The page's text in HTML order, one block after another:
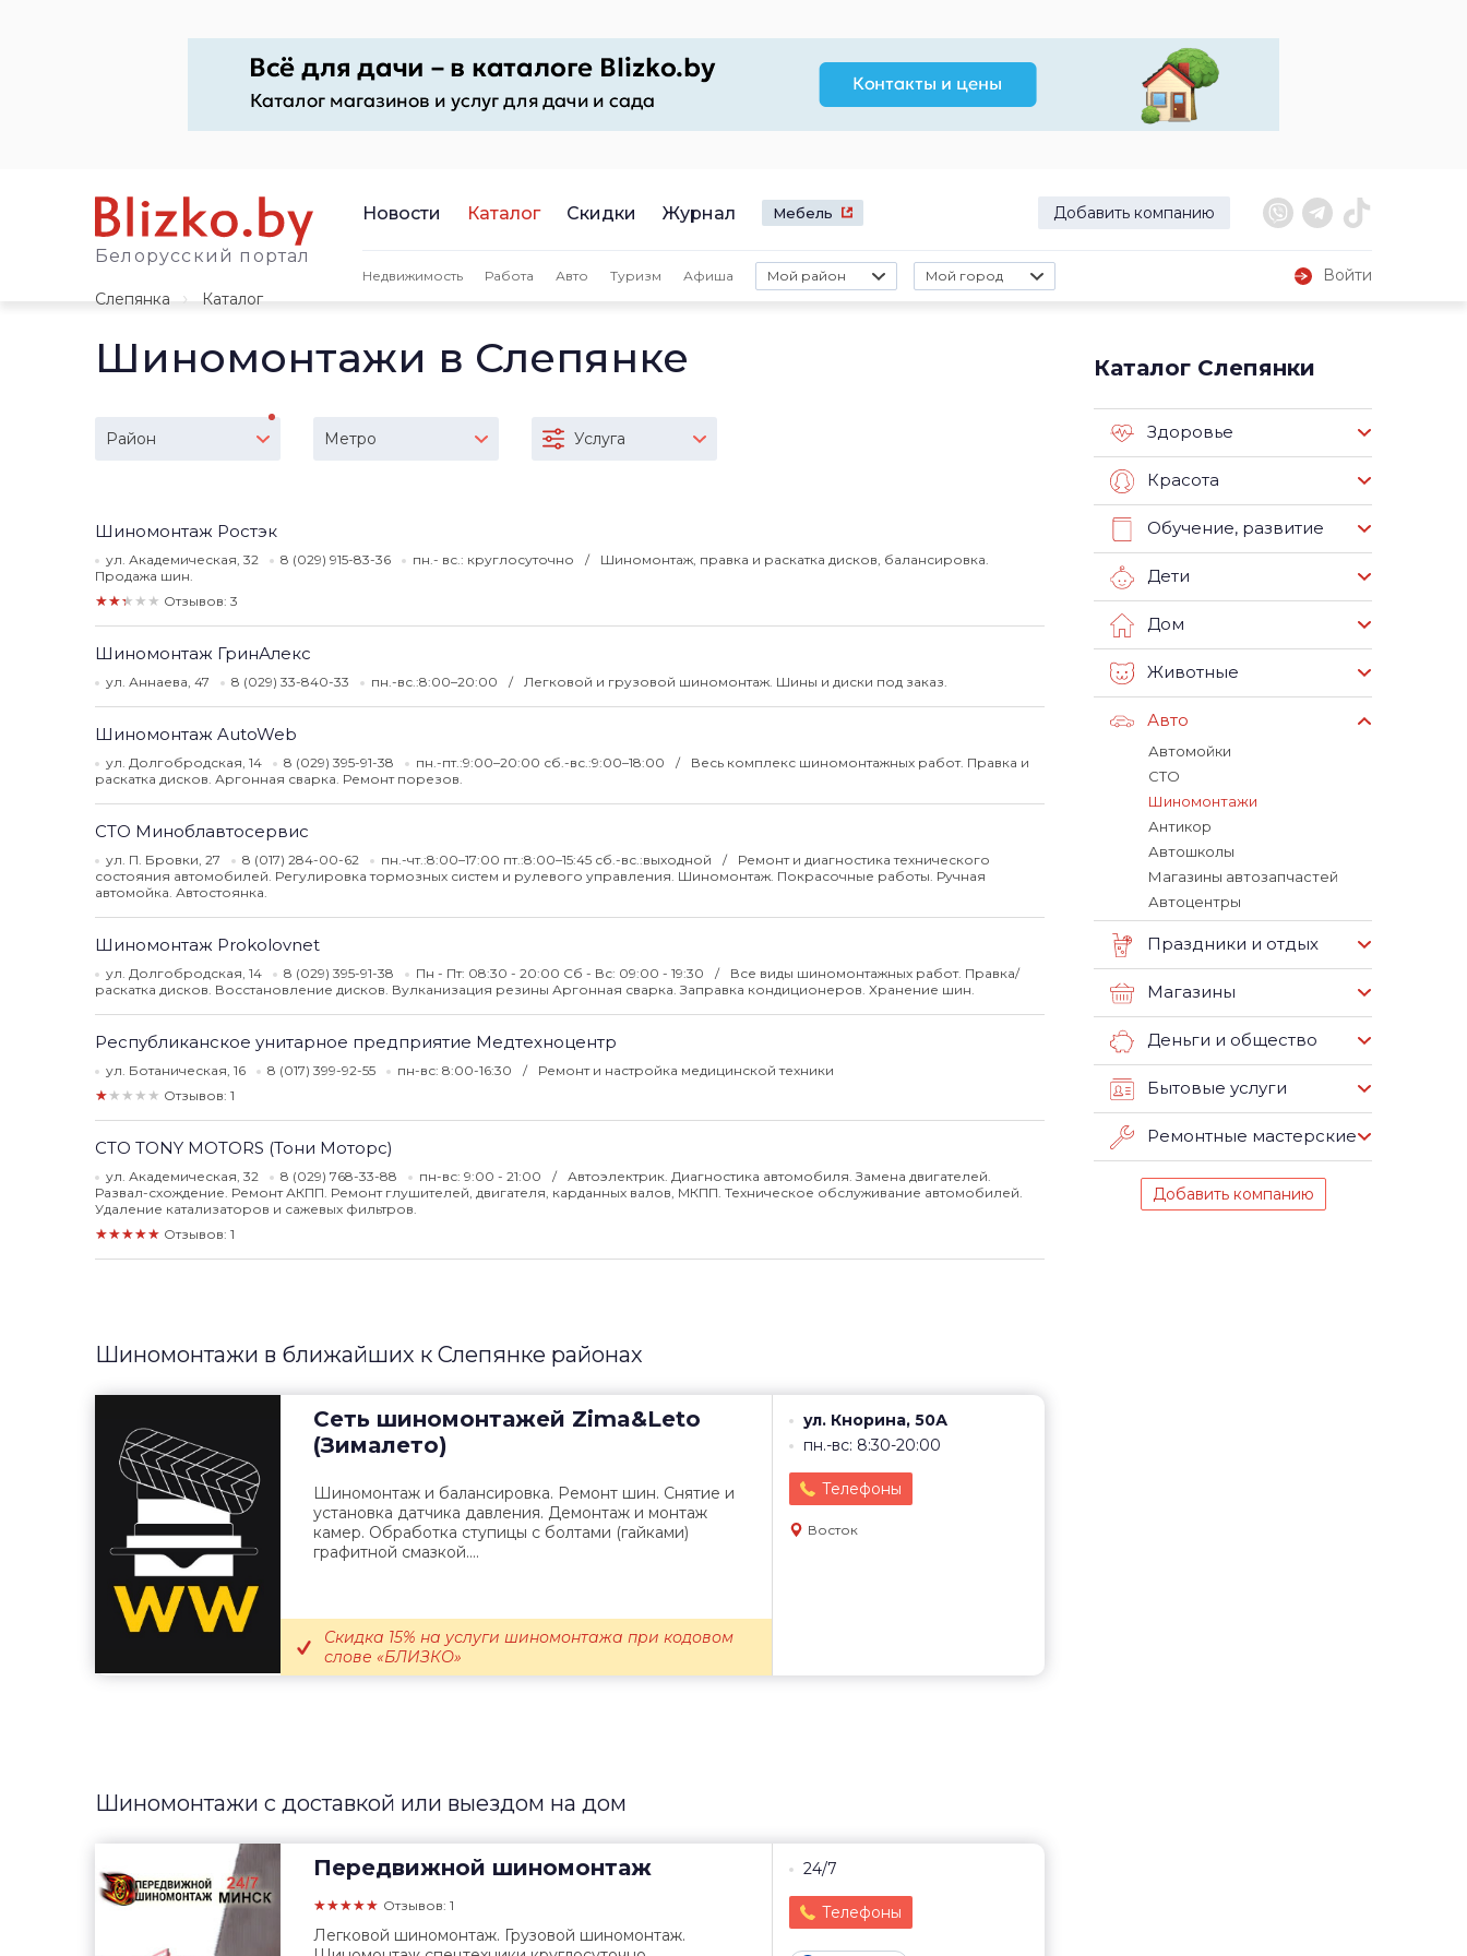
Белорусский портал
Новости Каталог Скидки Журнал Мебель Добавить компанию
Недвижимость Работа Авто Туризм Афиша Мой район Мой город
Войти
Слепянка
Каталог
Шиномонтажи в Слепянке
Район Метро Услуга
Шиномонтаж Ростэк
ул. Академическая, 32 8 (029) 915-83-36 пн.- вс.: круглосуточно
Шиномонтаж, правка и раскатка дисков, балансировка.
Продажа шин.
★★★★★ Отзывов: 3
Шиномонтаж ГринАлекс
ул. Аннаева, 47 8 (029) 33-840-33 пн.-вс.:8:00–20:00 Легковой и грузовой шиномонтаж. Шины и диски под заказ.
Шиномонтаж AutoWeb
ул. Долгобродская, 14 8 (029) 395-91-38 пн.-пт.:9:00–20:00 сб.-вс.:9:00–18:00
Весь комплекс шиномонтажных работ. Правка и
раскатка дисков. Аргонная сварка. Ремонт порезов.
СТО Миноблавтосервис
ул. П. Бровки, 27 8 (017) 284-00-62 пн.-чт.:8:00–17:00 пт.:8:00–15:45 сб.-вс.:выходной
Ремонт и диагностика технического
состояния автомобилей. Регулировка тормозных систем и рулевого управления. Шиномонтаж. Покрасочные работы. Ручная
автомойка. Автостоянка.
Шиномонтаж Prokolovnet
ул. Долгобродская, 14 8 (029) 395-91-38 Пн - Пт: 08:30 - 20:00 Сб - Вс: 09:00 - 19:30
Все виды шиномонтажных работ. Правка/
раскатка дисков. Восстановление дисков. Вулканизация резины Аргонная сварка. Заправка кондиционеров. Хранение шин.
Республиканское унитарное предприятие Медтехноцентр
ул. Ботаническая, 16 8 (017) 399-92-55 пн-вс: 8:00-16:30 Ремонт и настройка медицинской техники
★★★★★ Отзывов: 1
СТО TONY MOTORS (Тони Моторс)
ул. Академическая, 32 8 (029) 768-33-88 пн-вс: 9:00 - 21:00
Автоэлектрик. Диагностика автомобиля. Замена двигателей.
Развал-схождение. Ремонт АКПП. Ремонт глушителей, двигателя, карданных валов, МКПП. Техническое обслуживание автомобилей.
Удаление катализаторов и сажевых фильтров.
★★★★★ Отзывов: 1
Шиномонтажи в ближайших к Слепянке районах
Сеть шиномонтажей Zima&Leto
(Зималето)
ул. Кнорина, 50А
пн.-вс: 8:30-20:00
Телефоны
Восток
Шиномонтаж и балансировка. Ремонт шин. Снятие и
установка датчика давления. Демонтаж и монтаж
камер. Обработка ступицы с болтами (гайками)
графитной смазкой....
Скидка 15% на услуги шиномонтажа при кодовом
слове «БЛИЗКО»
Шиномонтажи с доставкой или выездом на дом
Передвижной шиномонтаж
★★★★★ Отзывов: 1
24/7
Телефоны
Легковой шиномонтаж. Грузовой шиномонтаж.
Каталог Слепянки
Здоровье
Красота
Обучение, развитие
Дети
Дом
Животные
Авто
Автомойки
СТО
Шиномонтажи
Антикор
Автошколы
Магазины автозапчастей
Автоцентры
Праздники и отдых
Магазины
Деньги и общество
Бытовые услуги
Ремонтные мастерские
Добавить компанию